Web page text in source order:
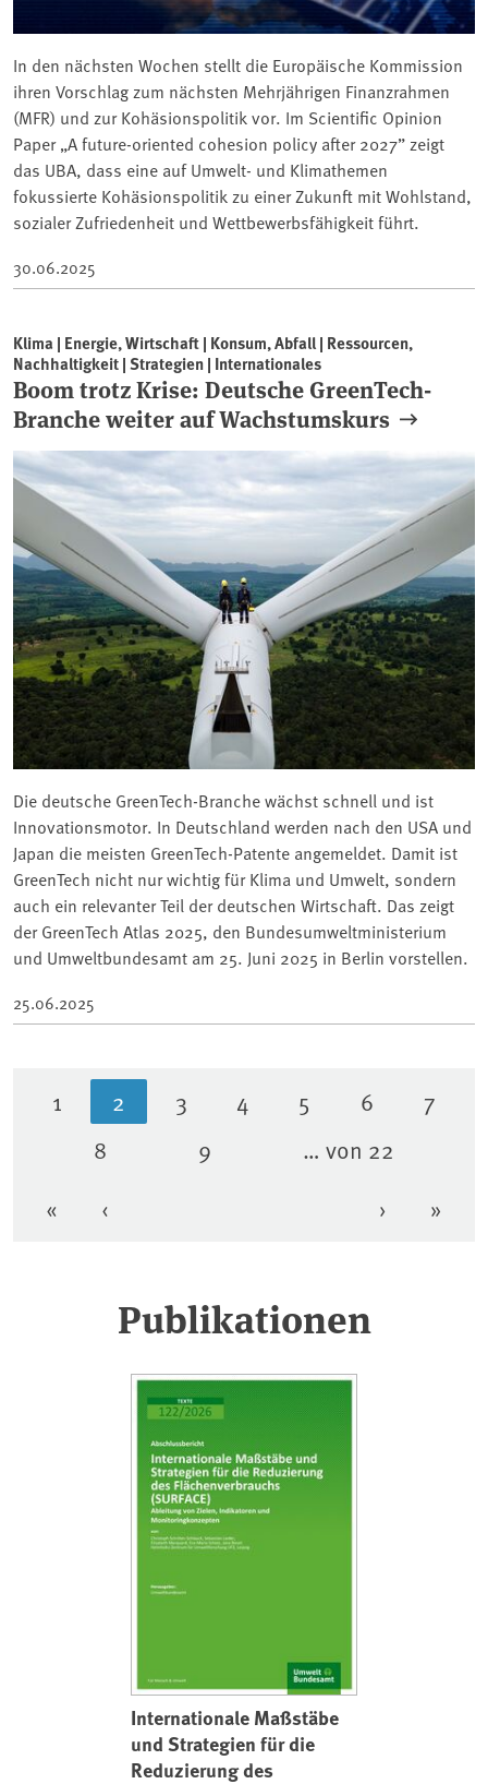
In den nächsten Wochen stellt die Europäische Kommission
ihren Vorschlag zum nächsten Mehrjährigen Finanzrahmen
(MFR) und zur Kohäsionspolitik vor. Im Scientific Opinion
Paper „A future-oriented cohesion policy after 2027” zeigt
das UBA, dass eine auf Umwelt- und Klimathemen
fokussierte Kohäsionspolitik zu einer Zukunft mit Wohlstand,
sozialer Zufriedenheit und Wettbewerbsfähigkeit führt.
30.06.2025
Klima | Energie, Wirtschaft | Konsum, Abfall | Ressourcen,
Nachhaltigkeit | Strategien | Internationales
Boom trotz Krise: Deutsche GreenTech-
Branche weiter auf Wachstumskurs
Die deutsche GreenTech-Branche wächst schnell und ist
Innovationsmotor. In Deutschland werden nach den USA und
Japan die meisten GreenTech-Patente angemeldet. Damit ist
GreenTech nicht nur wichtig für Klima und Umwelt, sondern
auch ein relevanter Teil der deutschen Wirtschaft. Das zeigt
der GreenTech Atlas 2025, den Bundesumweltministerium
und Umweltbundesamt am 25. Juni 2025 in Berlin vorstellen.
25.06.2025
Erste Seite
« Vorherige Seite
‹
Seite
1 Aktuelle Seite
2 Seite
3 Seite
4 Seite
5 Seite
6 Seite
7
Seite
8 Seite
9 … von 22
Nächste
› »
Publikationen
Internationale Maßstäbe
und Strategien für die
Reduzierung des